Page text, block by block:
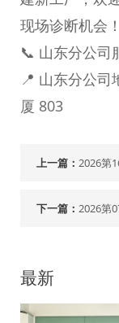
现场诊断机会！
📞 山东分公司
📍 山东分公司
厦 803
上一篇： 2026第
下一篇： 2026第
最新